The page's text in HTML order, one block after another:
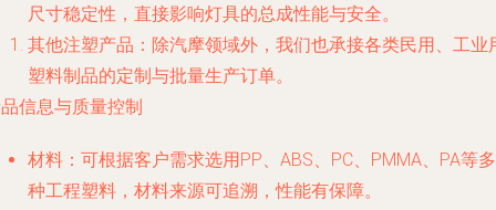
尺寸稳定性，直接影响灯具的总成性能与安全。
其他注塑产品 ：除汽摩领域外，我们也承接各类民用、工业
塑料制品的定制与批量生产订单。
信息与质量控制
材料 ：可根据客户需求选用PP、ABS、PC、PMMA、PA等多
种工程塑料，材料来源可追溯，性能有保障。